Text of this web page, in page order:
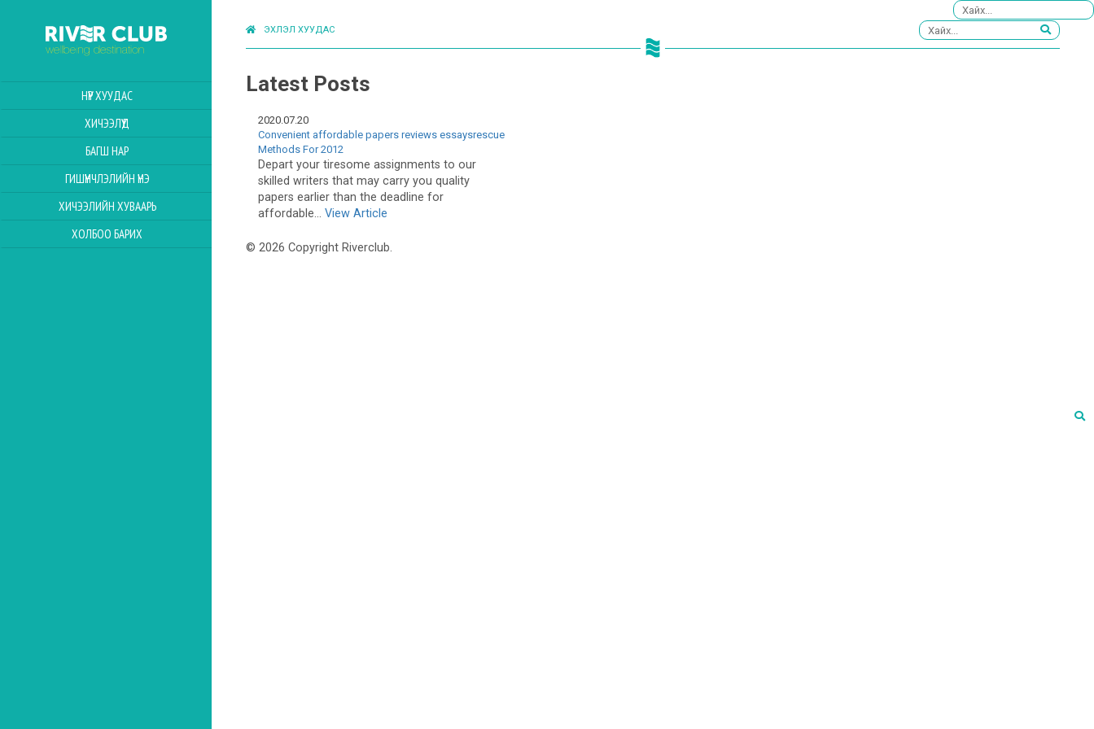
НҮҮР ХУУДАС
ХИЧЭЭЛҮҮД
БАГШ НАР
ГИШҮҮНЧЛЭЛИЙН ҮНЭ
ХИЧЭЭЛИЙН ХУВААРЬ
ХОЛБОО БАРИХ
ЭХЛЭЛ ХУУДАС
Latest Posts
2020.07.20
Convenient affordable papers reviews essaysrescue
Methods For 2012
Depart your tiresome assignments to our
skilled writers that may carry you quality
papers earlier than the deadline for
affordable... View Article
© 2026 Copyright Riverclub.